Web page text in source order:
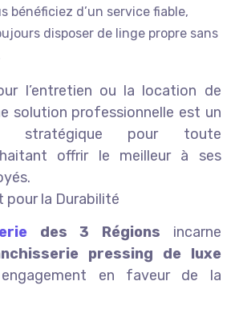
bénéficiez d’un service fiable,
disposer de linge propre sans
l’entretien ou la location de
solution professionnelle est un
stratégique pour toute
offrir le meilleur à ses
pour la Durabilité
des 3 Régions incarne
pressing de luxe
en faveur de la